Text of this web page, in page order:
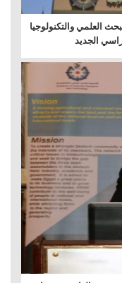
البحث العلمي والتكنولوجيا
الجديد